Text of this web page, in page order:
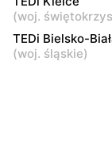
Tomaszów
Dzieci Polskich
Puławy, ul.
(woj.
TEDi Bielsko-
(woj. śląskie)